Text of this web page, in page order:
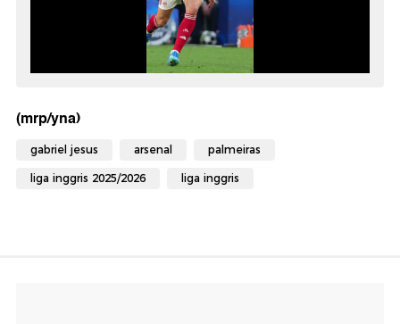
(mrp/yna)
gabriel jesus arsenal palmeiras
liga inggris 2025/2026 liga inggris